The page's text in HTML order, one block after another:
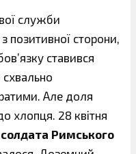
служби
позитивної сторони,
ставився
схвально
Але доля
хлопця. 28 квітня
Римського